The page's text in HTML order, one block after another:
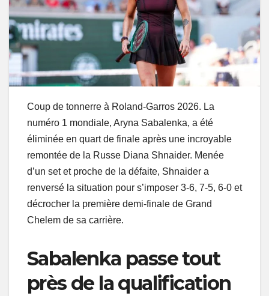
Coup de tonnerre à Roland-Garros 2026. La
numéro 1 mondiale, Aryna Sabalenka, a été
éliminée en quart de finale après une incroyable
remontée de la Russe Diana Shnaider. Menée
d’un set et proche de la défaite, Shnaider a
renversé la situation pour s’imposer 3-6, 7-5, 6-0 et
décrocher la première demi-finale de Grand
Chelem de sa carrière.
Sabalenka passe tout
près de la qualification